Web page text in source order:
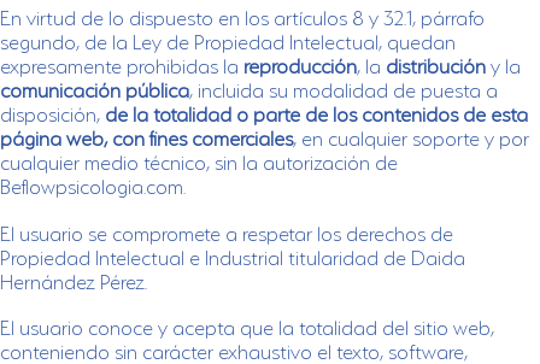
En virtud de lo dispuesto en los artículos 8 y 32.1, párrafo
segundo, de la Ley de Propiedad Intelectual, quedan
expresamente prohibidas la reproducción, la distribucióny la
comunicación pública, incluida su modalidad de puesta a
disposición, de la totalidad o parte de los contenidos de esta
página web, con fines comerciales, en cualquier soporte y por
cualquier medio técnico, sin la autorización de
Beflowpsicologia.com.
El usuario se compromete a respetar los derechos de
Propiedad Intelectual e Industrial titularidad de Daida
Hernández Pérez.
El usuario conoce y acepta que la totalidad del sitio web,
conteniendo sin carácter exhaustivo el texto, software,